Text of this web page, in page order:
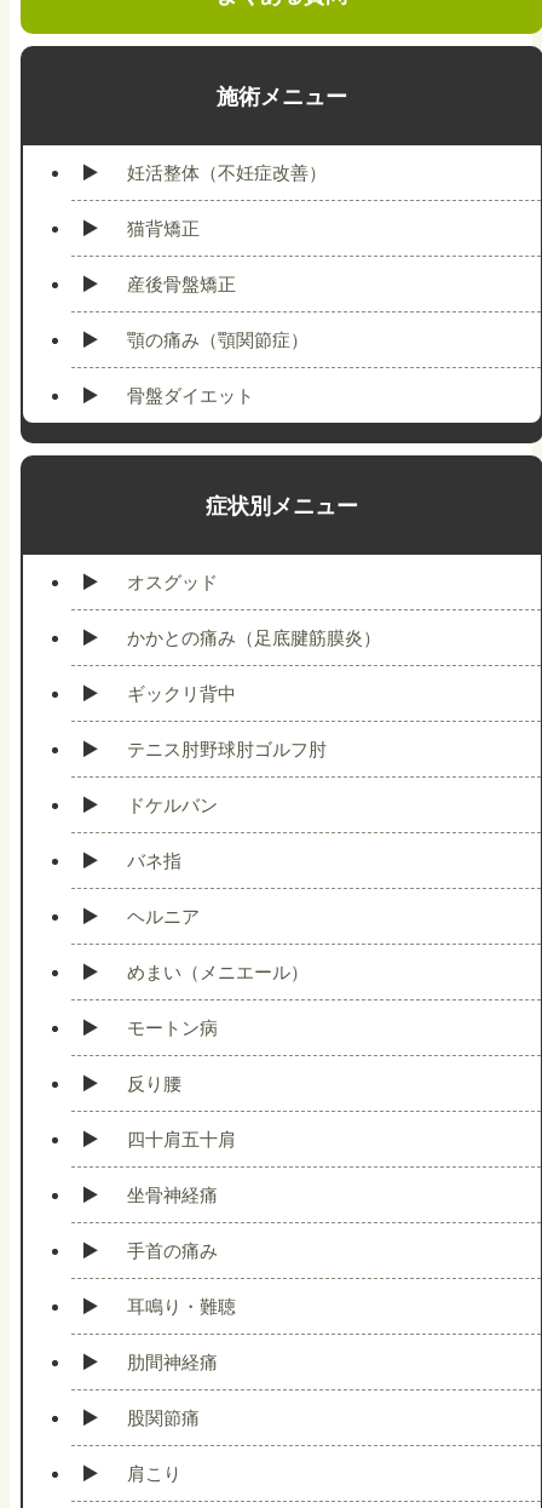
施術メニュー
妊活整体（不妊症改善）
猫背矯正
産後骨盤矯正
顎の痛み（顎関節症）
骨盤ダイエット
症状別メニュー
オスグッド
かかとの痛み（足底腱筋膜炎）
ギックリ背中
テニス肘野球肘ゴルフ肘
ドケルバン
バネ指
ヘルニア
めまい（メニエール）
モートン病
反り腰
四十肩五十肩
坐骨神経痛
手首の痛み
耳鳴り・難聴
肋間神経痛
股関節痛
肩こり